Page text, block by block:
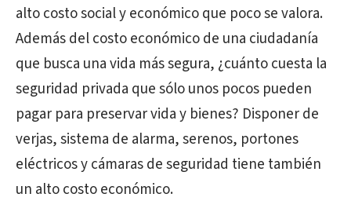
alto costo social y económico que poco se valora.
Además del costo económico de una ciudadanía
que busca una vida más segura, ¿cuánto cuesta la
seguridad privada que sólo unos pocos pueden
pagar para preservar vida y bienes? Disponer de
verjas, sistema de alarma, serenos, portones
eléctricos y cámaras de seguridad tiene también
un alto costo económico.